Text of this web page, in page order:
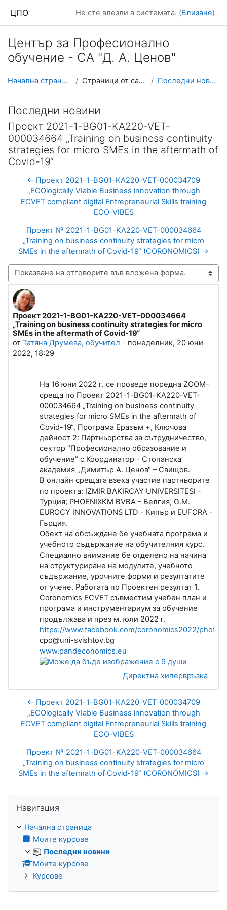
ЦПО Не сте влезли в системата. (Влизане)
Център за Професионално
обучение - СА "Д. А. Ценов"
Начална страница Страници от сайта Последни новини
Последни новини
Проект 2021-1-BG01-KA220-VET-
000034664 „Training on business continuity
strategies for micro SMEs in the aftermath of
Covid-19“
← Проект 2021-1-BG01-KA220-VET-000034709
„ECOlogically VIable Business innovation through
ECVET compliant digital Entrepreneurial Skills training
ECO-VIBES
Проект № 2021-1-BG01-KA220-VET-000034664
„Training on business continuity strategies for micro
SMEs in the aftermath of Covid-19“ (CORONOMICS) →
Начин на показване
Проект 2021-1-BG01-KA220-VET-000034664
„Training on business continuity strategies for micro
SMEs in the aftermath of Covid-19“
от Татяна Друмева, обучител - понеделник, 20 юни
2022, 18:29
Number of replies: 0
На 16 юни 2022 г. се проведе поредна ZOOM-
среща по Проект 2021-1-BG01-KA220-VET-
000034664 „Training on business continuity
strategies for micro SMEs in the aftermath of
Covid-19“, Програма Еразъм +, Ключова
дейност 2: Партньорства за сътрудничество,
сектор "Професионално образование и
обучение" с Координатор - Стопанска
академия „Димитър А. Ценов“ – Свищов.
В онлайн срещата взеха участие партньорите
по проекта: IZMIR BAKIRCAY UNIVERSITESI -
Турция; PHOENIXKM BVBA - Белгия; G.M.
EUROCY INNOVATIONS LTD - Кипър и EUFORA -
Гърция.
Обект на обсъждане бе учебната програма и
учебното съдържание на обучителния курс.
Специално внимание бе отделено на начина
на структуриране на модулите, учебното
съдържание, урочните форми и резултатите
от учене. Работата по Проектен резултат 1.
Coronomics ECVET съвместим учебен план и
програма и инструментариум за обучение
продължава и през м. юли 2022 г.
https://www.facebook.com/coronomics2022/photos/
cpo@uni-svishtov.bg
www.pandeconomics.eu
Директна хипервръзка
← Проект 2021-1-BG01-KA220-VET-000034709
„ECOlogically VIable Business innovation through
ECVET compliant digital Entrepreneurial Skills training
ECO-VIBES
Проект № 2021-1-BG01-KA220-VET-000034664
„Training on business continuity strategies for micro
SMEs in the aftermath of Covid-19“ (CORONOMICS) →
Навигация
Начална страница
Моите курсове
Последни новини
Моите курсове
Курсове